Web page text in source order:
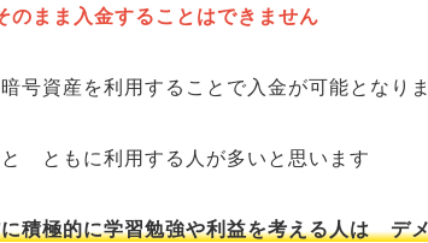
のまま入金することはできません
号資産を利用することで入金が可能となり
ともに利用する人が多いと思います
積極的に学習勉強や利益を考える人は デ